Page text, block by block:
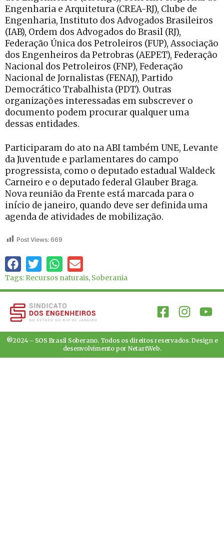
Engenharia e Arquitetura (CREA-RJ), Clube de
Engenharia, Instituto dos Advogados Brasileiros
(IAB), Ordem dos Advogados do Brasil (RJ),
Federação Única dos Petroleiros (FUP), Associação
dos Engenheiros da Petrobras (AEPET), Federação
Nacional dos Petroleiros (FNP), Federação
Nacional de Jornalistas (FENAJ), Partido
Democrático Trabalhista (PDT). Outras
organizações interessadas em subscrever o
documento podem procurar qualquer uma
dessas entidades.
Participaram do ato na ABI também UNE, Levante
da Juventude e parlamentares do campo
progressista, como o deputado estadual Waldeck
Carneiro e o deputado federal Glauber Braga.
Nova reunião da Frente está marcada para o
início de janeiro, quando deve ser definida uma
agenda de atividades de mobilização.
Post Views: 669
Tags: Recursos naturais, Soberania
®2024 – SOS Brasil Soberano. Todos os direitos reservados. Design e
desenvolvimento por NetartWeb.